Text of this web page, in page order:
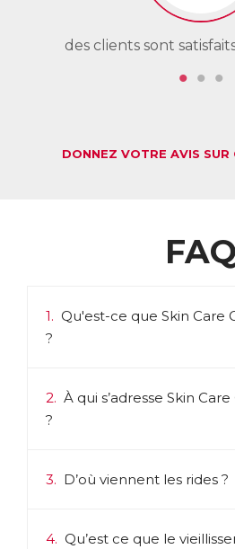
des clients sont
DONNEZ VOTRE AVIS SUR
FAQ
1. Qu'est-ce que Skin Care
?
2. À qui s’adresse Skin
?
3. D’où viennent les rides ?
4. Qu’est ce que le